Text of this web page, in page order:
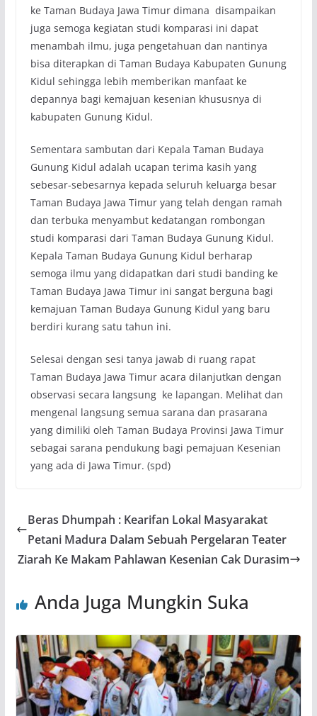
ke Taman Budaya Jawa Timur dimana disampaikan
juga semoga kegiatan studi komparasi ini dapat
menambah ilmu, juga pengetahuan dan nantinya
bisa diterapkan di Taman Budaya Kabupaten Gunung
Kidul sehingga lebih memberikan manfaat ke
depannya bagi kemajuan kesenian khususnya di
kabupaten Gunung Kidul.
Sementara sambutan dari Kepala Taman Budaya
Gunung Kidul adalah ucapan terima kasih yang
sebesar-sebesarnya kepada seluruh keluarga besar
Taman Budaya Jawa Timur yang telah dengan ramah
dan terbuka menyambut kedatangan rombongan
studi komparasi dari Taman Budaya Gunung Kidul.
Kepala Taman Budaya Gunung Kidul berharap
semoga ilmu yang didapatkan dari studi banding ke
Taman Budaya Jawa Timur ini sangat berguna bagi
kemajuan Taman Budaya Gunung Kidul yang baru
berdiri kurang satu tahun ini.
Selesai dengan sesi tanya jawab di ruang rapat
Taman Budaya Jawa Timur acara dilanjutkan dengan
observasi secara langsung ke lapangan. Melihat dan
mengenal langsung semua sarana dan prasarana
yang dimiliki oleh Taman Budaya Provinsi Jawa Timur
sebagai sarana pendukung bagi pemajuan Kesenian
yang ada di Jawa Timur. (spd)
Beras Dhumpah : Kearifan Lokal Masyarakat
Petani Madura Dalam Sebuah Pergelaran Teater
Ziarah Ke Makam Pahlawan Kesenian Cak Durasim
Anda Juga Mungkin Suka